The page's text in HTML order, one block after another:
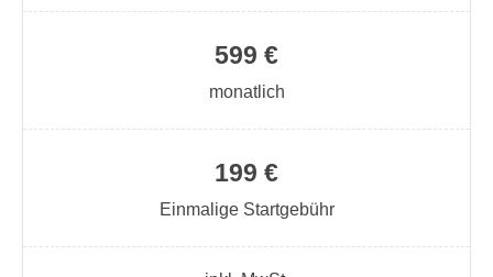
199 €
Einmalige Startgebühr
599 €
monatlich